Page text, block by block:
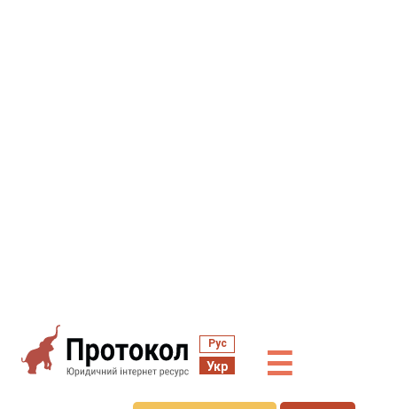
Рус
Укр ☰